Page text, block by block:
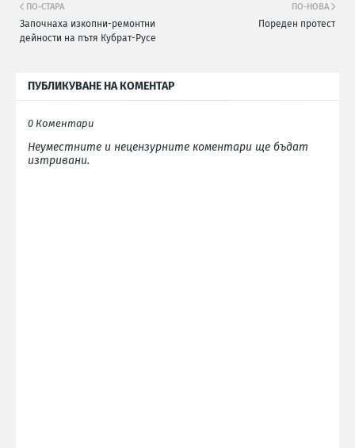
ПО-НОВА
Пореден протест
ПО-СТАРА
Започнаха изкопни-ремонтни
дейности на пътя Кубрат-Русе
ПУБЛИКУВАНЕ НА КОМЕНТАР
0 Коментари
Неуместните и нецензурните коментари ще бъдат
изтривани.